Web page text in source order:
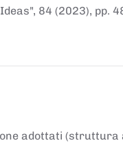
84 (2023), pp.
adottati